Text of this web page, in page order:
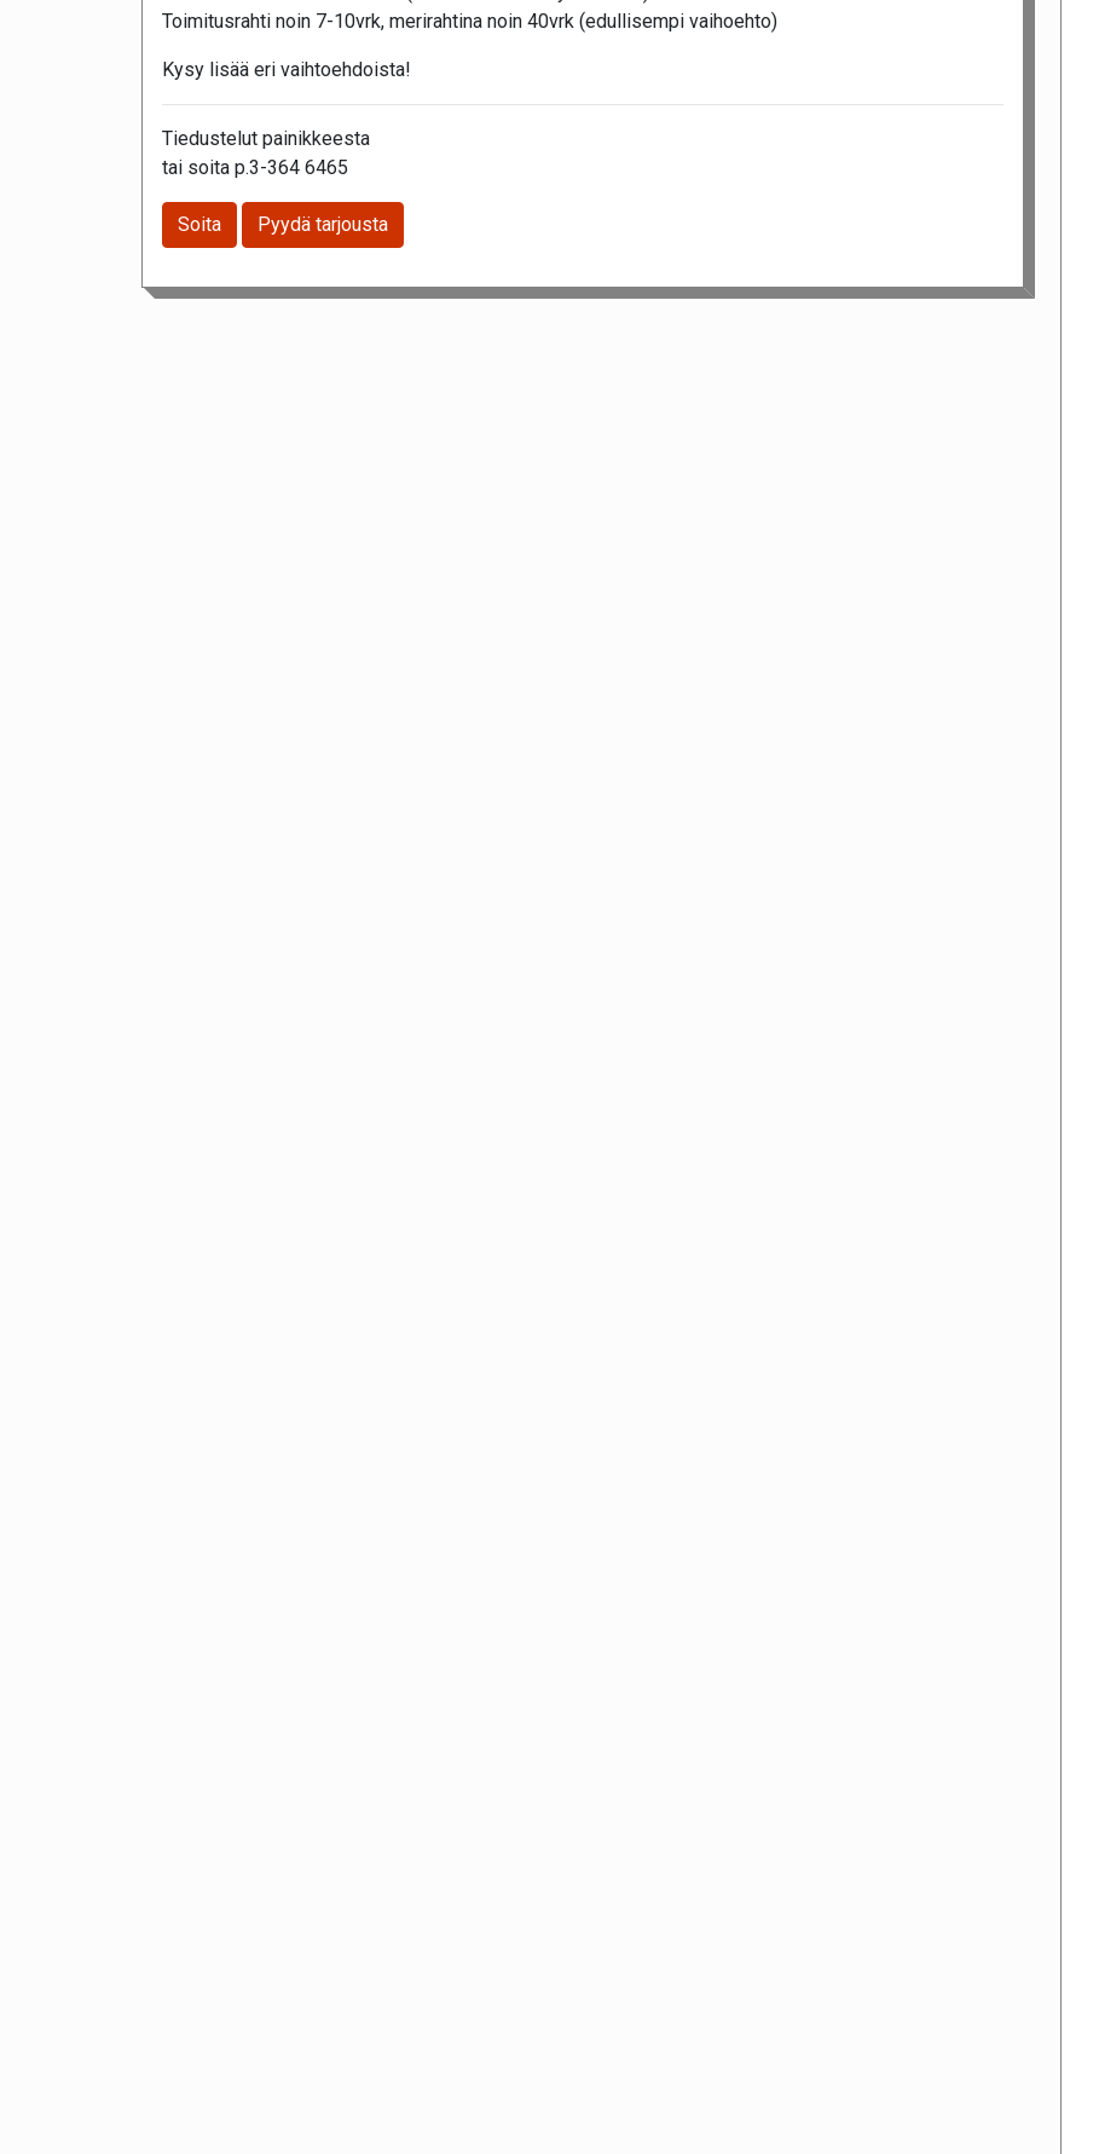
Toimitusrahti noin 7-10vrk, merirahtina noin 40vrk (edullisempi vaihoehto)
Kysy lisää eri vaihtoehdoista!
Tiedustelut painikkeesta
tai soita p.3-364 6465
Soita Pyydä tarjousta